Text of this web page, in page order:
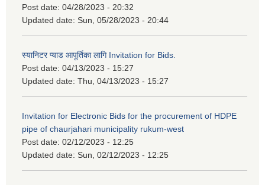
Post date: 04/28/2023 - 20:32
Updated date: Sun, 05/28/2023 - 20:44
स्यानिटर प्याड आपूर्तिका लागि Invitation for Bids.
Post date: 04/13/2023 - 15:27
Updated date: Thu, 04/13/2023 - 15:27
Invitation for Electronic Bids for the procurement of HDPE
pipe of chaurjahari municipality rukum-west
Post date: 02/12/2023 - 12:25
Updated date: Sun, 02/12/2023 - 12:25